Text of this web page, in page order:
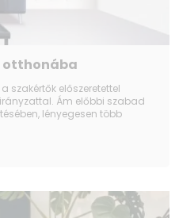
otthonába
szakértők előszeretettel
Ám előbbi szabad
lényegesen több